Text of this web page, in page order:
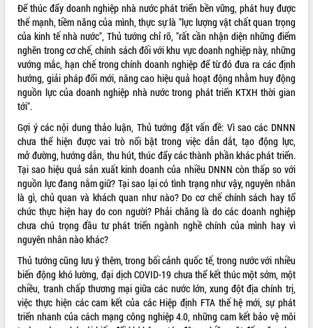
Khởi động Dự án Đầu tư xây dựng hạ
tầng kỹ thuật Cụm công nghiệp Tân
Tiến
Gặp mặt các cơ quan báo chí nhân Kỷ
niệm 101 năm Ngày Báo chí Cách
mạng Việt Nam
Đắk Lắk sơ kết 4 năm triển khai thực
hiện Đề án 06 của Chính phủ
Họp báo thông tin về Hội nghị Công bố
Quy hoạch và Xúc tiến đầu tư tỉnh Đắk
Lắk
Khơi thông điểm nghẽn, đẩy nhanh
giải ngân vốn khắc phục thiên tai
HĐND tỉnh thông qua điều chỉnh Quy
hoạch tỉnh thời kỳ 2021-2030
Hội thảo góp ý hồ sơ điều chỉnh quy
hoạch tỉnh Đắk Lắk thời kỳ 2021-2030,
tầm nhìn đến năm 2050
Nâng cao hiệu quả hoạt động của các
doanh nghiệp nhà nước
Hội nghị triển khai kết nối mạng
Để thúc đẩy doanh nghiệp nhà nước phát triển bền vững, phát huy được
thế mạnh, tiềm năng của mình, thực sự là "lực lượng vật chất quan trọng
của kinh tế nhà nước", Thủ tướng chỉ rõ, "rất cần nhận diện những điểm
nghẽn trong cơ chế, chính sách đối với khu vực doanh nghiệp này, những
vướng mắc, hạn chế trong chính doanh nghiệp để từ đó đưa ra các định
hướng, giải pháp đổi mới, nâng cao hiệu quả hoạt động nhằm huy động
nguồn lực của doanh nghiệp nhà nước trong phát triển KTXH thời gian
tới".
Gợi ý các nội dung thảo luận, Thủ tướng đặt vấn đề: Vì sao các DNNN
chưa thể hiện được vai trò nổi bật trong việc dẫn dắt, tạo động lực,
mở đường, hướng dẫn, thu hút, thúc đẩy các thành phần khác phát triển.
Tại sao hiệu quả sản xuất kinh doanh của nhiều DNNN còn thấp so với
nguồn lực đang nắm giữ? Tại sao lại có tình trạng như vậy, nguyên nhân
là gì, chủ quan và khách quan như nào? Do cơ chế chính sách hay tổ
chức thực hiện hay do con người? Phải chăng là do các doanh nghiệp
chưa chú trọng đầu tư phát triển ngành nghề chính của mình hay vì
nguyên nhân nào khác?
Thủ tướng cũng lưu ý thêm, trong bối cảnh quốc tế, trong nước với nhiều
biến động khó lường, đại dịch COVID-19 chưa thể kết thúc một sớm, một
chiều, tranh chấp thương mại giữa các nước lớn, xung đột địa chính trị,
việc thực hiện các cam kết của các Hiệp định FTA thế hệ mới, sự phát
triển nhanh của cách mạng công nghiệp 4.0, những cam kết bảo vệ môi